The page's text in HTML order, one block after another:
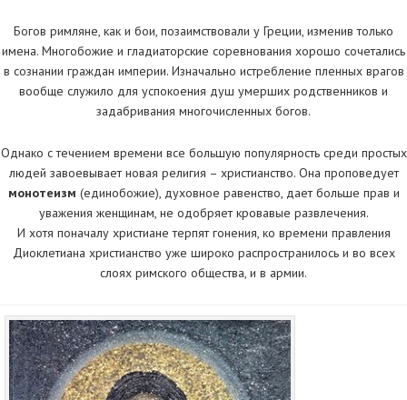
Богов римляне, как и бои, позаимствовали у Греции, изменив только
имена. Многобожие и гладиаторские соревнования хорошо сочетались
в сознании граждан империи. Изначально истребление пленных врагов
вообще служило для успокоения душ умерших родственников и
задабривания многочисленных богов.
Однако с течением времени все большую популярность среди простых
людей завоевывает новая религия – христианство. Она проповедует
монотеизм (единобожие), духовное равенство, дает больше прав и
уважения женщинам, не одобряет кровавые развлечения.
И хотя поначалу христиане терпят гонения, ко времени правления
Диоклетиана христианство уже широко распространилось и во всех
слоях римского общества, и в армии.